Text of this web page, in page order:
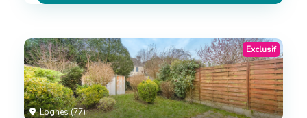
Lognes (77)
Exclusif